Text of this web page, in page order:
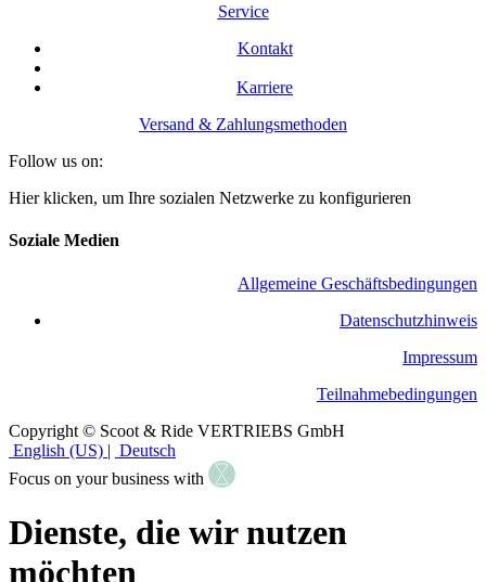
Service
Kontakt
Karriere
Versand & Zahlungsmethoden
Follow us on:
Hier klicken, um Ihre sozialen Netzwerke zu konfigurieren
Soziale Medien
Allgemeine Geschäftsbedingungen
​Datenschutzhinweis
Impressum
Teilnahmebedingungen
Copyright © Scoot & Ride VERTRIEBS GmbH
English (US) | Deutsch
Focus on your business with
Dienste, die wir nutzen
möchten